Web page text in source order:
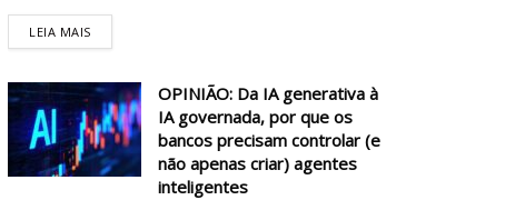
LEIA MAIS
OPINIÃO: Da IA generativa à
IA governada, por que os
bancos precisam controlar (e
não apenas criar) agentes
inteligentes